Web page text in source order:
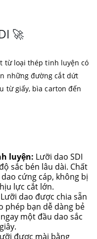
🚀
từ loại thép tinh luyện có
những đường cắt dứt
từ giấy, bìa carton đến
luyện: Lưỡi dao SDI
sắc bén lâu dài. Chất
cứng cáp, không bị
lực cắt lớn.
Lưỡi dao được chia sẵn
phép bạn dễ dàng bẻ
một đầu dao sắc
được mài bằng